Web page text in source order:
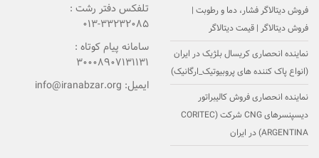
فروش دیتالاگر فشار، دما و رطوبت |
فروش دیتالاگر | قیمت دیتالاگر
نماینده انحصاری کریسال بلژیک در ایران
(انواع پاک کننده های پروبیوتیک_ارگانیک)
نماینده انحصاری فروش کالیبراتور
دیسپنسرهای CNG شرکت (CORITEC
(ARGENTINA در ایران
تلفکس دفتر رشت :
۳۳۲۳۲۰۸۵-۰۱۳
سامانه پیام کوتاه :
۳۰۰۰۸۹۰۷۱۳۱۱۳۱
ایمیل: info@iranabzar.org